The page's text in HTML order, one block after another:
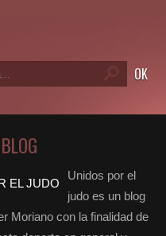
Unidos por el
judo es un blog
Moriano con la finalidad de